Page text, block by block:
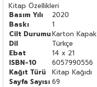
Kitap Özellikleri
Basım Yılı
2020
Baskı
1
Cilt DurumuKarton Kapak
Dil
Türkçe
Ebat
14 x 21
ISBN-10
6057990556
Kağıt Türü
Kitap Kağıdı
Sayfa Sayısı 69